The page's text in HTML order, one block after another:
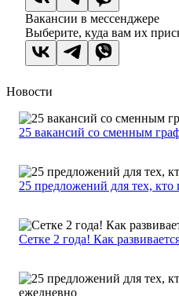
Вакансии в мессенджере
Выберите, куда вам их
Новости
25 вакансий со сменным
25 предложений для тех, кто
Сетке 2 года! Как